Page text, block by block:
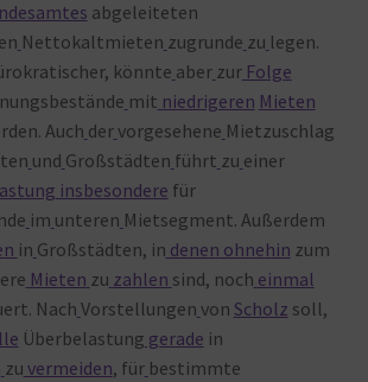
abgeleiteten
Nettokaltmieten zugrunde zu legen.
könnte aber zurFolge
mit niedrigeren Mieten
Auch dervorgesehene Mietzuschlag
und Großstädten führt zu einer
insbesondere für
im unteren Mietsegment. Außerdem
in Großstädten, in denen ohnehin zum
Mieten zu zahlen sind, noch einmal
Nach Vorstellungen von Scholz soll,
Überbelastung gerade in
zu vermeiden, für bestimmte